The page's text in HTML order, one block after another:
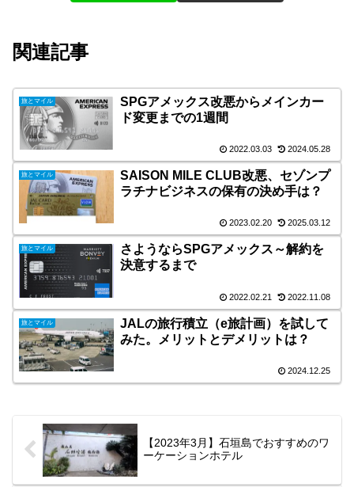
関連記事
旅とマイル
SPGアメックス改悪からメインカー
ド変更までの1週間
2022.03.03 2024.05.28
旅とマイル
SAISON MILE CLUB改悪、セゾンプ
ラチナビジネスの保有の決め手は？
2023.02.20 2025.03.12
旅とマイル
さようならSPGアメックス～解約を
決意するまで
2022.02.21 2022.11.08
旅とマイル
JALの旅行積立（e旅計画）を試して
みた。メリットとデメリットは？
2024.12.25
【2023年3月】石垣島でおすすめのワ
ーケーションホテル